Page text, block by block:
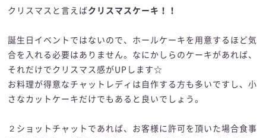
クリスマスと言えばクリスマスケーキ！！
誕生日イベントではないので、ホールケーキを用意するほど気
合を入れる必要はありません。なにかしらのケーキがあれば、
それだけでクリスマス感がUPします☆
お料理が得意なチャットレディは自作する方も多いですし、小
さなカットケーキだけでもあると良いでしょう。
２ショットチャットであれば、お客様に許可を頂いた場合食事